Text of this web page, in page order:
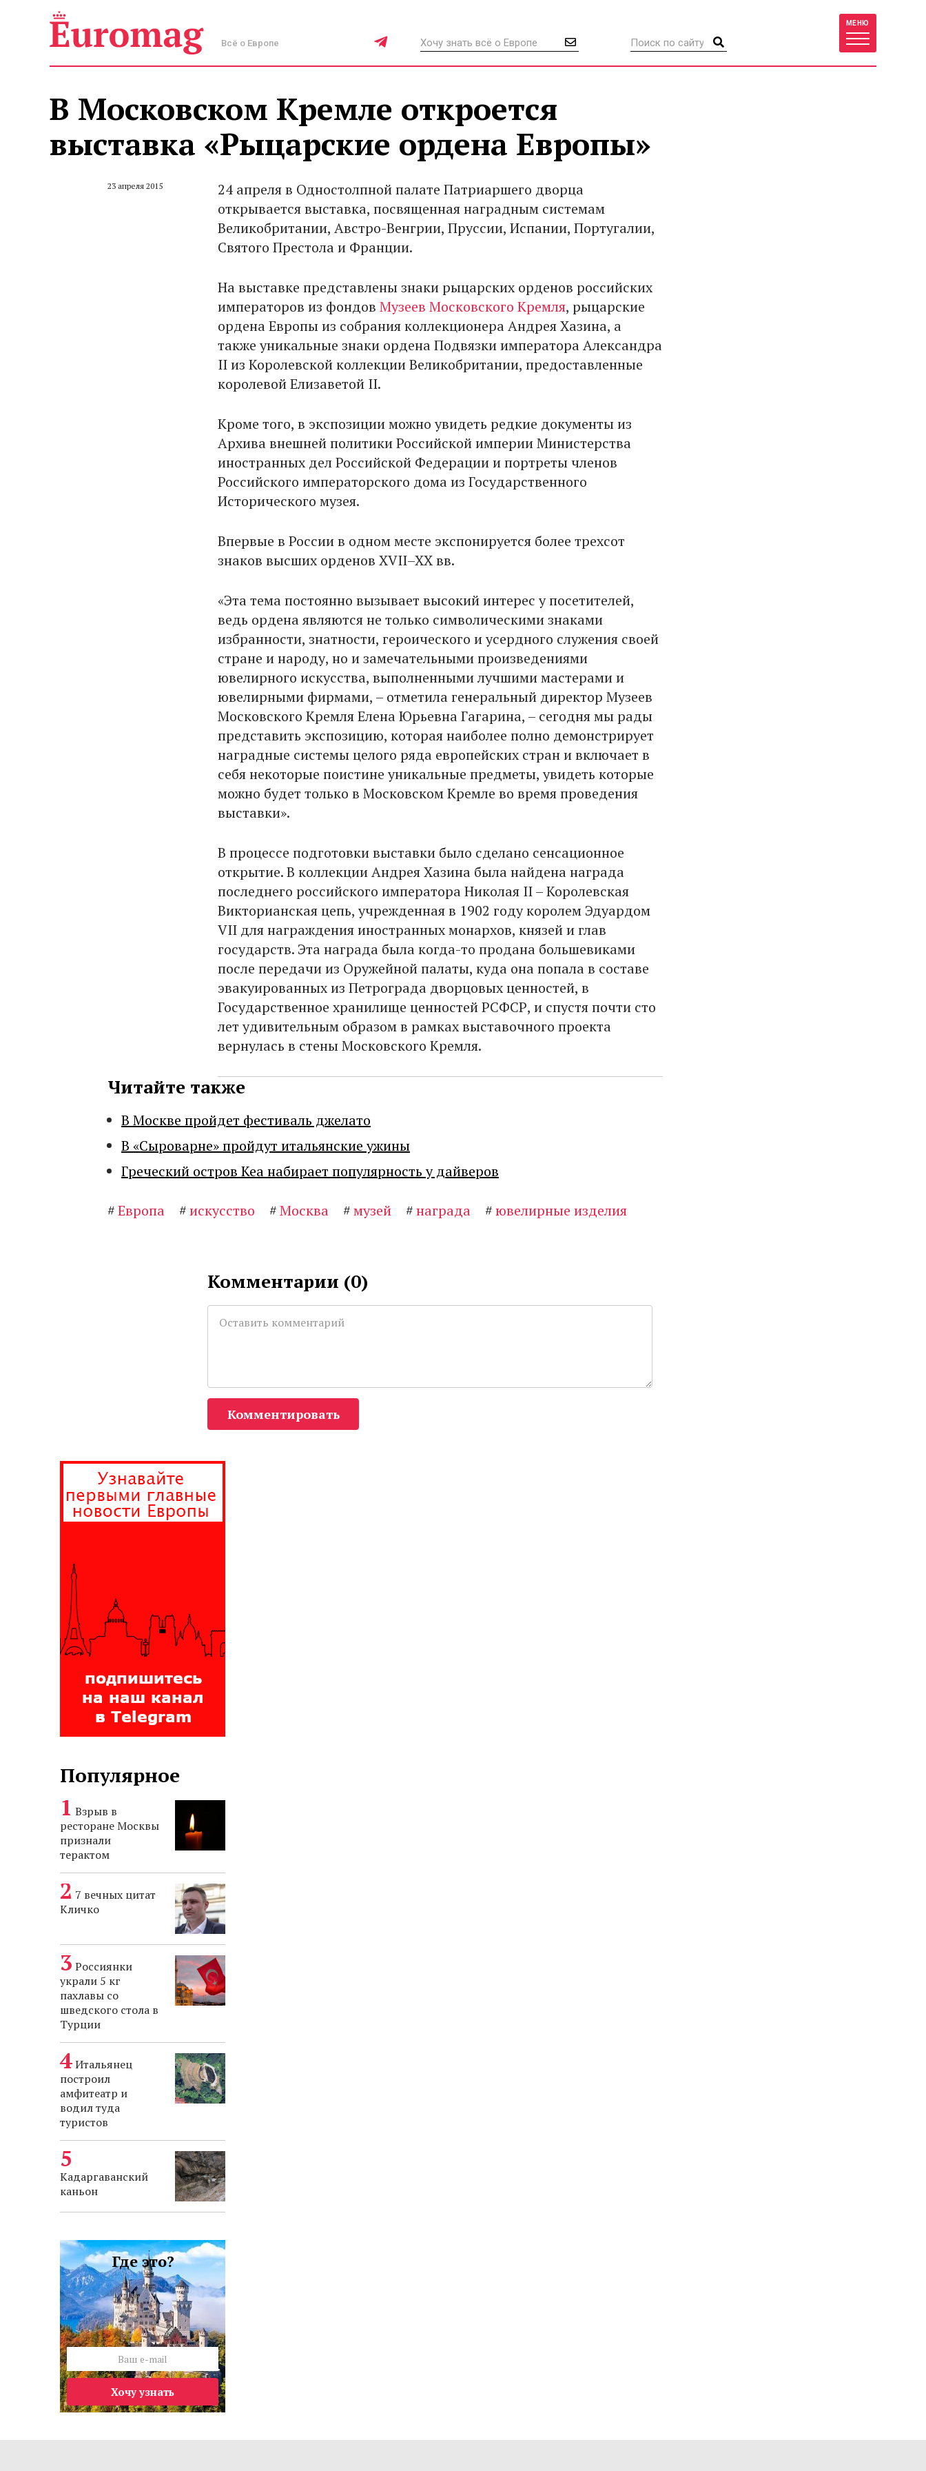
Всё о Европе
МЕНЮ
В Московском Кремле откроется
выставка «Рыцарские ордена Европы»
23 апреля 2015
24 апреля в Одностолпной палате Патриаршего дворца
открывается выставка, посвященная наградным системам
Великобритании, Австро-Венгрии, Пруссии, Испании, Португалии,
Святого Престола и Франции.
На выставке представлены знаки рыцарских орденов российских
императоров из фондов Музеев Московского Кремля, рыцарские
ордена Европы из собрания коллекционера Андрея Хазина, а
также уникальные знаки ордена Подвязки императора Александра
II из Королевской коллекции Великобритании, предоставленные
королевой Елизаветой II.
Кроме того, в экспозиции можно увидеть редкие документы из
Архива внешней политики Российской империи Министерства
иностранных дел Российской Федерации и портреты членов
Российского императорского дома из Государственного
Исторического музея.
Впервые в России в одном месте экспонируется более трехсот
знаков высших орденов XVII–XX вв.
«Эта тема постоянно вызывает высокий интерес у посетителей,
ведь ордена являются не только символическими знаками
избранности, знатности, героического и усердного служения своей
стране и народу, но и замечательными произведениями
ювелирного искусства, выполненными лучшими мастерами и
ювелирными фирмами, – отметила генеральный директор Музеев
Московского Кремля Елена Юрьевна Гагарина, – сегодня мы рады
представить экспозицию, которая наиболее полно демонстрирует
наградные системы целого ряда европейских стран и включает в
себя некоторые поистине уникальные предметы, увидеть которые
можно будет только в Московском Кремле во время проведения
выставки».
В процессе подготовки выставки было сделано сенсационное
открытие. В коллекции Андрея Хазина была найдена награда
последнего российского императора Николая II – Королевская
Викторианская цепь, учрежденная в 1902 году королем Эдуардом
VII для награждения иностранных монархов, князей и глав
государств. Эта награда была когда-то продана большевиками
после передачи из Оружейной палаты, куда она попала в составе
эвакуированных из Петрограда дворцовых ценностей, в
Государственное хранилище ценностей РСФСР, и спустя почти сто
лет удивительным образом в рамках выставочного проекта
вернулась в стены Московского Кремля.
Читайте также
В Москве пройдет фестиваль джелато
В «Сыроварне» пройдут итальянские ужины
Греческий остров Кеа набирает популярность у дайверов
#Европа #искусство #Москва #музей #награда #ювелирные изделия
Комментарии (0)
Комментировать
Популярное
Взрыв в
ресторане Москвы
признали
терактом
7 вечных цитат
Кличко
Россиянки
украли 5 кг
пахлавы со
шведского стола в
Турции
Итальянец
построил
амфитеатр и
водил туда
туристов
Кадаргаванский
каньон
Где это?
Хочу узнать